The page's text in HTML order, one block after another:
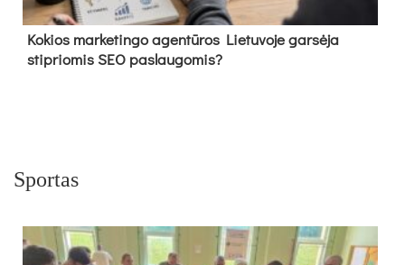
Kokios marketingo agentūros Lietuvoje garsėja
stipriomis SEO paslaugomis?
Sportas